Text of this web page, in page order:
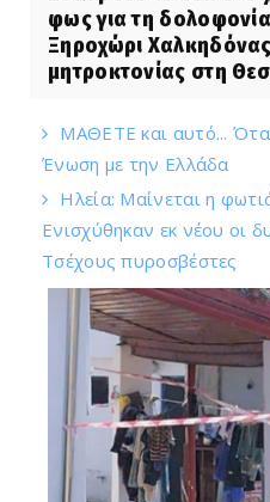
φως για τη
Ξηροχώρι
μητροκτονίας στη
ΜΑΘΕΤΕ και αυτό...
Ένωση με την Ελλάδα
Ηλεία: Μαίνεται η
Ενισχύθηκαν εκ νέου οι
Τσέχους πυροσβέστες